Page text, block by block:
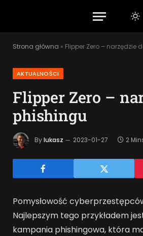
Strona główna » Flipper Zero – narzędzie
AKTUALNOŚCI
Flipper Zero –
phishingu
Bylukasz 2023-01-27 2
Pomysłowość
Najlepszym tego przykładem
kampania phishingowa, która